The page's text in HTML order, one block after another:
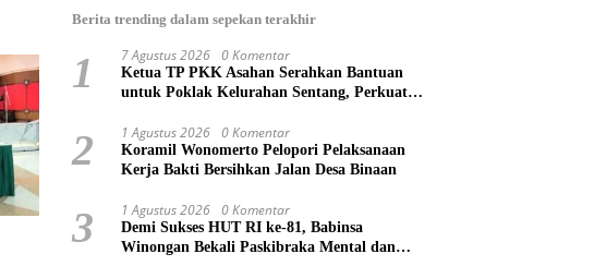
Berita trending dalam sepekan terakhir
1 7 Agustus 2026 0 Komentar
Ketua TP PKK Asahan Serahkan Bantuan
untuk Poklak Kelurahan Sentang, Perkuat
2 1 Agustus 2026 0 Komentar
Koramil Wonomerto Pelopori Pelaksanaan
Kerja Bakti Bersihkan Jalan Desa Binaan
3 1 Agustus 2026 0 Komentar
Demi Sukses HUT RI ke-81, Babinsa
Winongan Bekali Paskibraka Mental dan